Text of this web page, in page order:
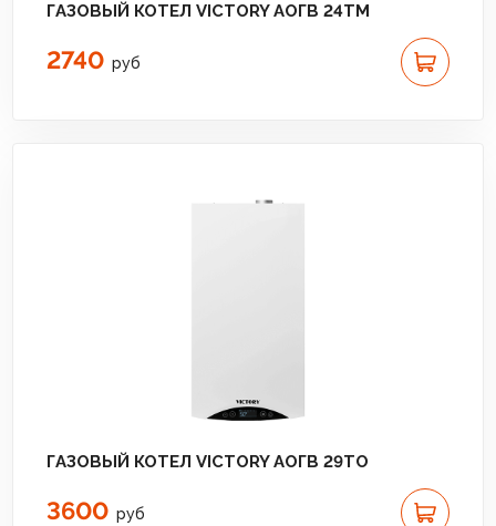
ГАЗОВЫЙ КОТЕЛ VICTORY АОГВ 24TM
2740 руб
ГАЗОВЫЙ КОТЕЛ VICTORY АОГВ 29TO
3600 руб